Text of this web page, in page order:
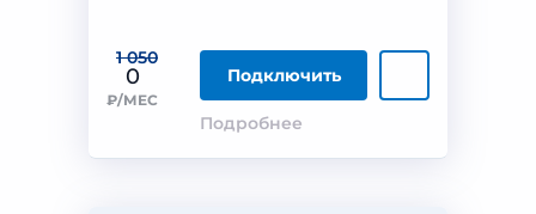
1 050
0
₽/МЕС
Подключить
Подробнее